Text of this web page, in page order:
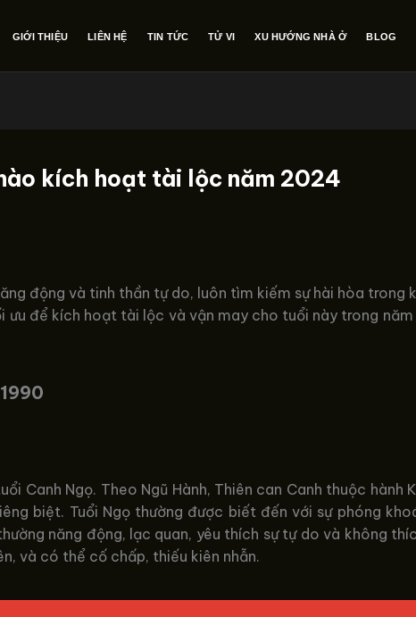
GIỚI THIỆU LIÊN HỆ TIN TỨC TỬ VI XU HƯỚNG NHÀ Ở BLOG
kích hoạt tài lộc năm 2024
động và tinh thần tự do, luôn tìm kiếm sự hài hòa
ưu để kích hoạt tài lộc và vận may cho tuổi này trong
Canh Ngọ. Theo Ngũ Hành, Thiên can Canh thuộc
biệt. Tuổi Ngọ thường được biết đến với sự phóng
năng động, lạc quan, yêu thích sự tự do và không
và có thể cố chấp, thiếu kiên nhẫn.